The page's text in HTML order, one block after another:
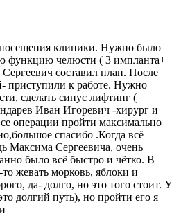
клиники. Нужно было
функцию челюсти ( 3 импланта+
составил план. После
приступили к работе. Нужно
сделать синус лифтинг (
Иван Игоревич -хирург и
операции пройти максимально
спасибо .Когда всё
Максима Сергеевича, очень
было всё быстро и чётко. В
то жевать морковь, яблоки и
да- долго, но это того стоит. У
долгий путь), но пройти его я